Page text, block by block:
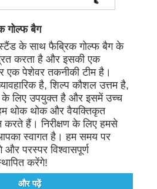
गोल्फ बैग
स्टैंड के साथ फैब्रिक गोल्फ बैग के
करता है और इसकी एक
पेशेवर तकनीकी टीम है।
है, शिल्प कौशल उत्तम है,
के लिए उपयुक्त है और इसमें उच्च
थोक थोक और वैयक्तिकृत
हैं। निरीक्षण के लिए हमसे
स्वागत है। हम समय पर
परस्पर विश्वासपूर्ण
करेंगे!
और पढ़ें